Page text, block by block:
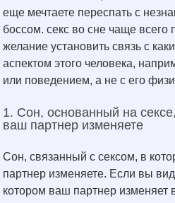
еще мечтаете переспать с
боссом. секс во сне чаще всего
желание установить связь с
аспектом этого человека,
или поведением, а не с его
1. Сон, основанный на
ваш партнер изменяете
Сон, связанный с сексом, в
партнер изменяете. Если вы
котором ваш партнер изменяет